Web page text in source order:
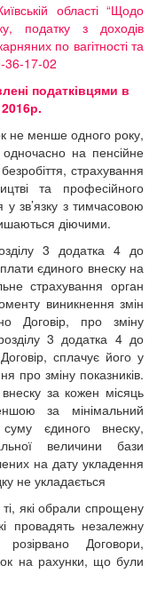
області “Щодо
податку з доходів
по вагітності та
36-17-02
податківцями в
не менше одного року,
на пенсійне
страхування
та професійного
у зв’язку з тимчасовою
діючими.
3 додатка 4 до
єдиного внеску на
страхування орган
виникнення змін
Договір, про зміну
3 додатка 4 до
сплачує його у
про зміну показників.
за кожен місяць
за мінімальний
єдиного внеску,
величини бази
на дату укладення
не укладається
ті, які обрали спрощену
провадять незалежну
Договори,
на рахунки, що були